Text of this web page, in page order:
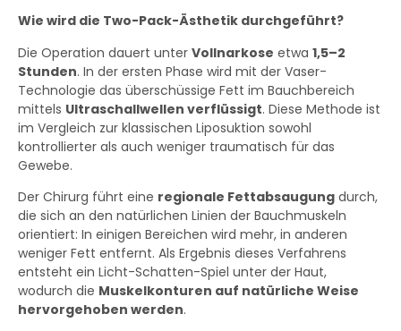
Wie wird die Two-Pack-Ästhetik durchgeführt?
Die Operation dauert unter Vollnarkose etwa 1,5–2
Stunden. In der ersten Phase wird mit der Vaser-
Technologie das überschüssige Fett im Bauchbereich
mittels Ultraschallwellen verflüssigt. Diese Methode ist
im Vergleich zur klassischen Liposuktion sowohl
kontrollierter als auch weniger traumatisch für das
Gewebe.
Der Chirurg führt eine regionale Fettabsaugung durch,
die sich an den natürlichen Linien der Bauchmuskeln
orientiert: In einigen Bereichen wird mehr, in anderen
weniger Fett entfernt. Als Ergebnis dieses Verfahrens
entsteht ein Licht-Schatten-Spiel unter der Haut,
wodurch die Muskelkonturen auf natürliche Weise
hervorgehoben werden.